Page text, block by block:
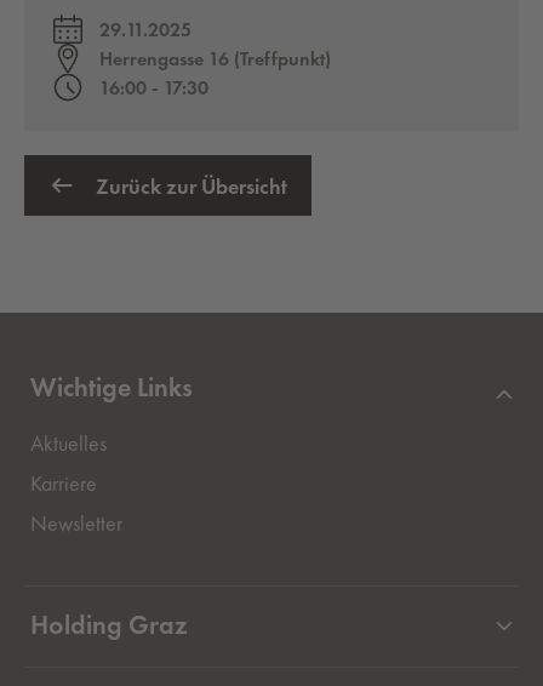
29.11.2025
Herrengasse 16 (Treffpunkt)
16:00 - 17:30
Zurück zur Übersicht
Wichtige Links
Aktuelles
Karriere
Newsletter
Holding Graz